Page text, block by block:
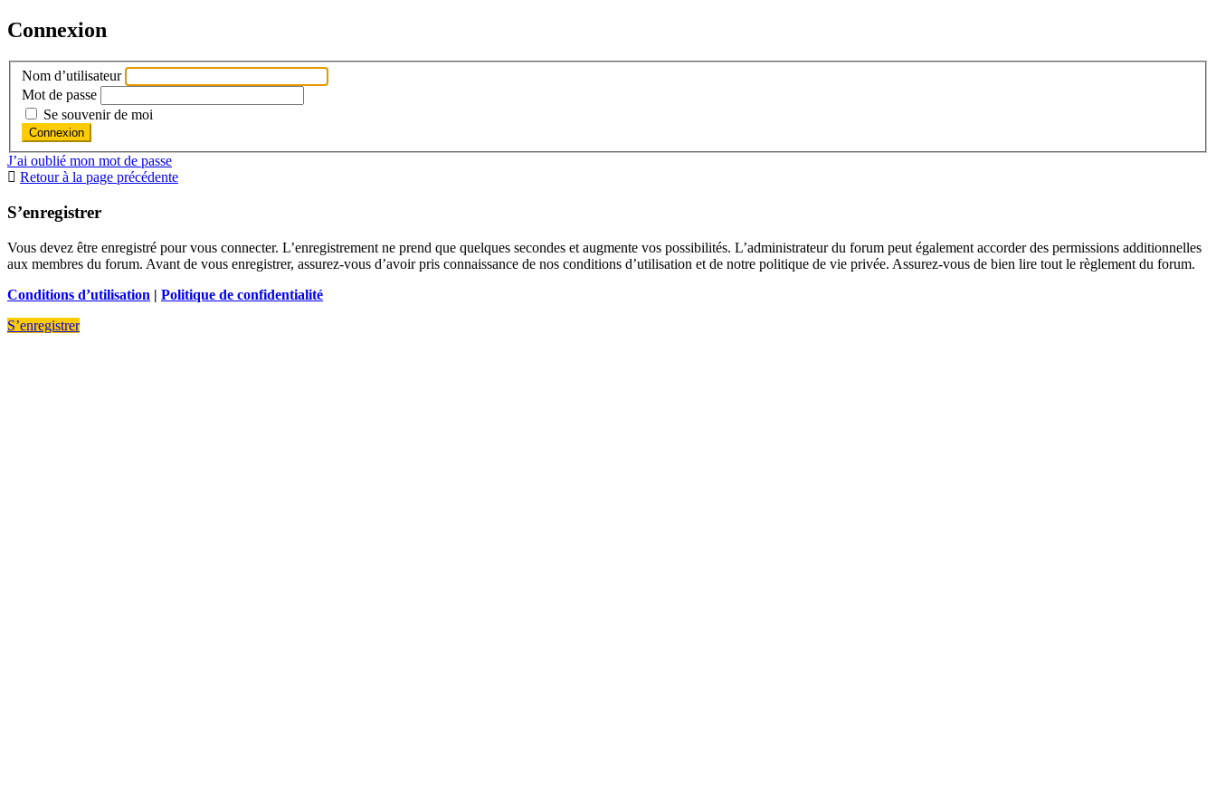
Connexion
Nom d’utilisateur
Mot de passe
Se souvenir de moi
J’ai oublié mon mot de passe
Retour à la page précédente
S’enregistrer
Vous devez être enregistré pour vous connecter. L’enregistrement ne prend que quelques secondes et augmente vos possibilités. L’administrateur du forum peut également accorder des permissions additionnelles
aux membres du forum. Avant de vous enregistrer, assurez-vous d’avoir pris connaissance de nos conditions d’utilisation et de notre politique de vie privée. Assurez-vous de bien lire tout le règlement du forum.
Conditions d’utilisation | Politique de confidentialité
S’enregistrer